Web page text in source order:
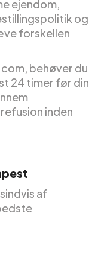
ejendom,
og
forskellen
behøver du
24 timer før din
inden
af